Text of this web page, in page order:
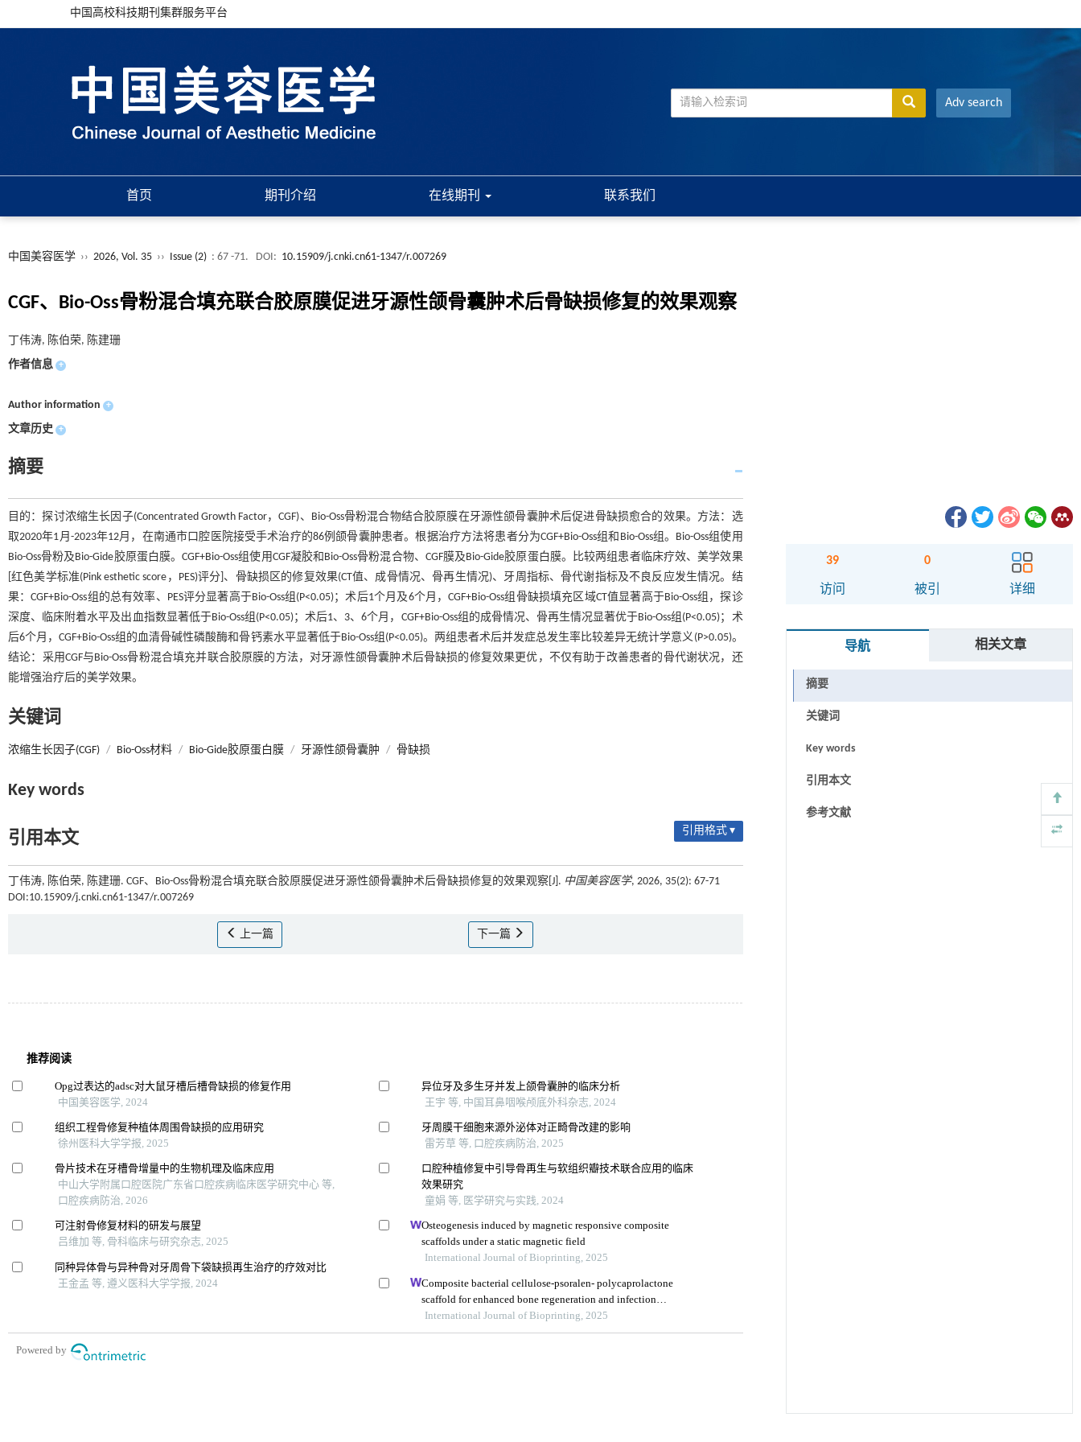
中国高校科技期刊集群服务平台
Adv search
首页 期刊介绍 在线期刊 联系我们
中国美容医学 ›› 2026, Vol. 35 ›› Issue (2) : 67 -71. DOI: 10.15909/j.cnki.cn61-1347/r.007269
CGF、Bio-Oss骨粉混合填充联合胶原膜促进牙源性颌骨囊肿术后骨缺损修复的效果观察
丁伟涛, 陈伯荣, 陈建珊
作者信息 +
Author information +
文章历史 +
摘要
目的：探讨浓缩生长因子(Concentrated Growth Factor，CGF)、Bio-Oss骨粉混合物结合胶原膜在牙源性颌骨囊肿术后促进骨缺损愈合的效果。方法：选
取2020年1月-2023年12月，在南通市口腔医院接受手术治疗的86例颌骨囊肿患者。根据治疗方法将患者分为CGF+Bio-Oss组和Bio-Oss组。Bio-Oss组使用
Bio-Oss骨粉及Bio-Gide胶原蛋白膜。CGF+Bio-Oss组使用CGF凝胶和Bio-Oss骨粉混合物、CGF膜及Bio-Gide胶原蛋白膜。比较两组患者临床疗效、美学效果
[红色美学标准(Pink esthetic score，PES)评分]、骨缺损区的修复效果(CT值、成骨情况、骨再生情况)、牙周指标、骨代谢指标及不良反应发生情况。结
果：CGF+Bio-Oss组的总有效率、PES评分显著高于Bio-Oss组(P<0.05)；术后1个月及6个月，CGF+Bio-Oss组骨缺损填充区域CT值显著高于Bio-Oss组，探诊
深度、临床附着水平及出血指数显著低于Bio-Oss组(P<0.05)；术后1、3、6个月，CGF+Bio-Oss组的成骨情况、骨再生情况显著优于Bio-Oss组(P<0.05)；术
后6个月，CGF+Bio-Oss组的血清骨碱性磷酸酶和骨钙素水平显著低于Bio-Oss组(P<0.05)。两组患者术后并发症总发生率比较差异无统计学意义(P>0.05)。
结论：采用CGF与Bio-Oss骨粉混合填充并联合胶原膜的方法，对牙源性颌骨囊肿术后骨缺损的修复效果更优，不仅有助于改善患者的骨代谢状况，还
能增强治疗后的美学效果。
关键词
浓缩生长因子(CGF) / Bio-Oss材料 / Bio-Gide胶原蛋白膜 / 牙源性颌骨囊肿 / 骨缺损
Key words
引用本文 引用格式 ▾
丁伟涛, 陈伯荣, 陈建珊. CGF、Bio-Oss骨粉混合填充联合胶原膜促进牙源性颌骨囊肿术后骨缺损修复的效果观察[J]. 中国美容医学, 2026, 35(2): 67-71
DOI:10.15909/j.cnki.cn61-1347/r.007269
上一篇 下一篇
39
访问
0
被引 详细
导航 相关文章
摘要
关键词
Key words
引用本文
参考文献